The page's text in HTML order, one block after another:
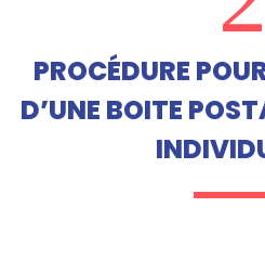
PROCÉDURE
D’UNE BOITE